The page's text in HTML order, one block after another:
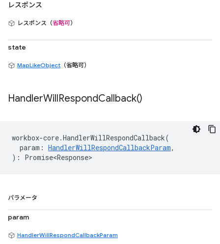
レスポンス
レスポンス（省略可）
state
MapLikeObject （省略可）
HandlerWillRespondCallback()
workbox-core.HandlerWillRespondCallback(
param : HandlerWillRespondCallbackParam,
) : Promise<Response>
パラメータ
param
HandlerWillRespondCallbackParam